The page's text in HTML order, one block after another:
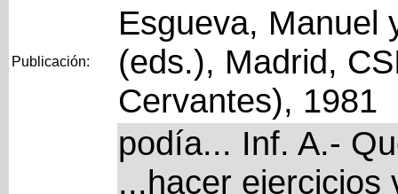
Publicación:
Esgueva, Manuel
(eds.), Madrid,
Cervantes), 1981
podía... Inf. A.-
...hacer ejercicios